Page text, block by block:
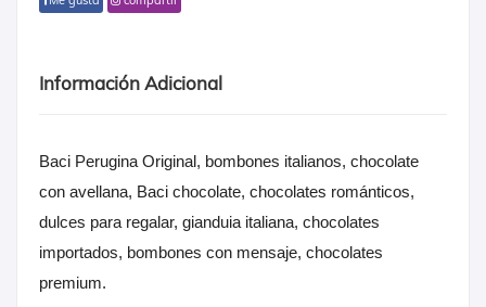
Información Adicional
Baci Perugina Original, bombones italianos, chocolate
con avellana, Baci chocolate, chocolates románticos,
dulces para regalar, gianduia italiana, chocolates
importados, bombones con mensaje, chocolates
premium.